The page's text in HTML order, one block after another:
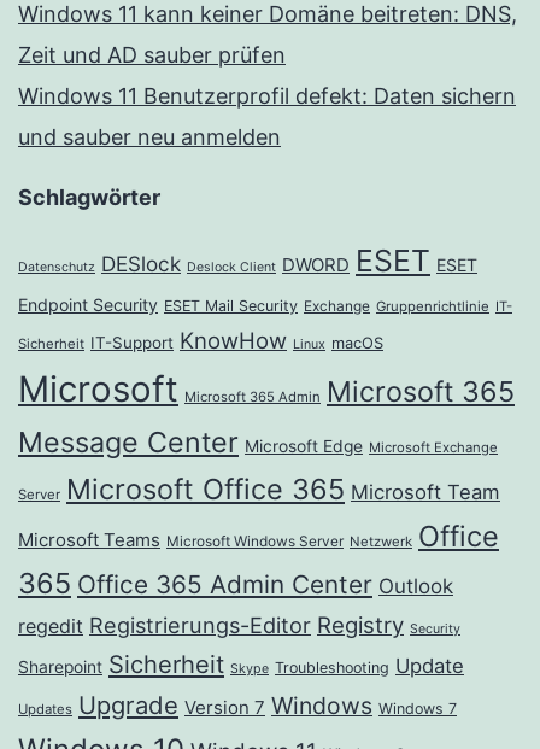
Windows 11 kann keiner Domäne beitreten: DNS,
Zeit und AD sauber prüfen
Windows 11 Benutzerprofil defekt: Daten sichern
und sauber neu anmelden
Schlagwörter
Datenschutz DESlock Deslock Client DWORD ESET ESET
Endpoint Security ESET Mail Security Exchange Gruppenrichtlinie IT-
Sicherheit IT-Support KnowHow Linux macOS
Microsoft Microsoft 365 Admin Microsoft 365
Message Center Microsoft Edge Microsoft Exchange
Server Microsoft Office 365 Microsoft Team
Microsoft Teams Microsoft Windows Server Netzwerk Office
365 Office 365 Admin Center Outlook
regedit Registrierungs-Editor Registry Security
Sharepoint Sicherheit Skype Troubleshooting Update
Updates Upgrade Version 7 Windows Windows 7